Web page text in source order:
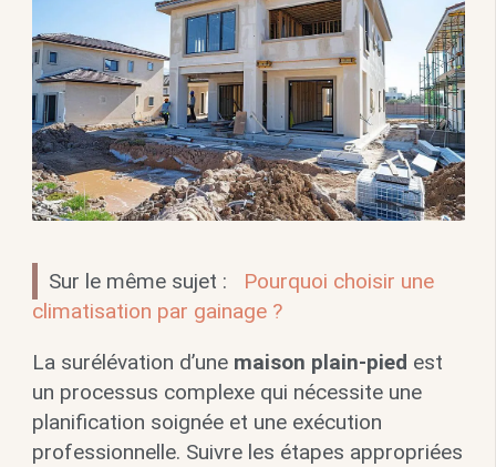
Sur le même sujet :
Pourquoi choisir une
climatisation par gainage ?
La surélévation d’une maison plain-pied est
un processus complexe qui nécessite une
planification soignée et une exécution
professionnelle. Suivre les étapes appropriées